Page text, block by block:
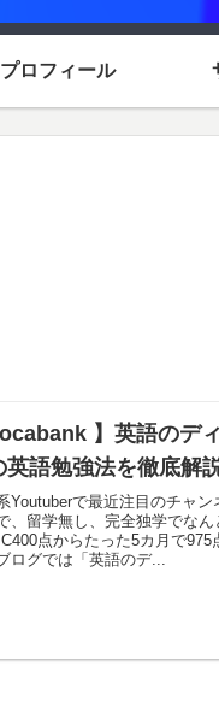
プロフィール
】英語のデ
英語勉強法を徹底解
Youtuberで最近注目のチャ
、留学無し、完全独学でな
点からたった5カ月で
ログでは「英語のデ...